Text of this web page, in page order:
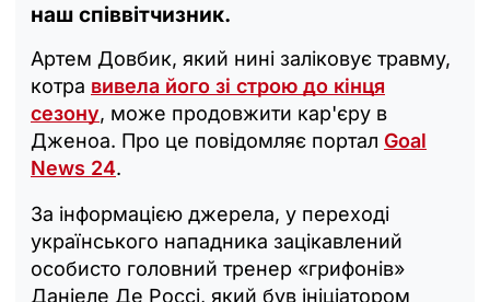
наш співвітчизник.
Артем Довбик, який нині заліковує травму,
котра вивела його зі строю до кінця
сезону, може продовжити кар'єру в
Дженоа. Про це повідомляє портал Goal
News 24.
За інформацією джерела, у переході
українського нападника зацікавлений
особисто головний тренер «грифонів»
Даніеле Де Россі, який був ініціатором